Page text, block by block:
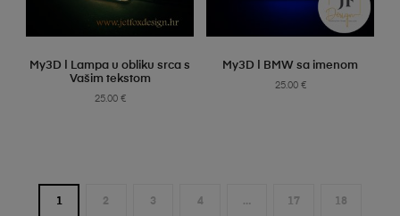
SELECT OPTIONS
My3D | Lampa u obliku srca s
Vašim tekstom
25.00 €
SELECT OPTIONS
My3D | BMW sa imenom
25.00 €
1 2 3 4 … 17 18